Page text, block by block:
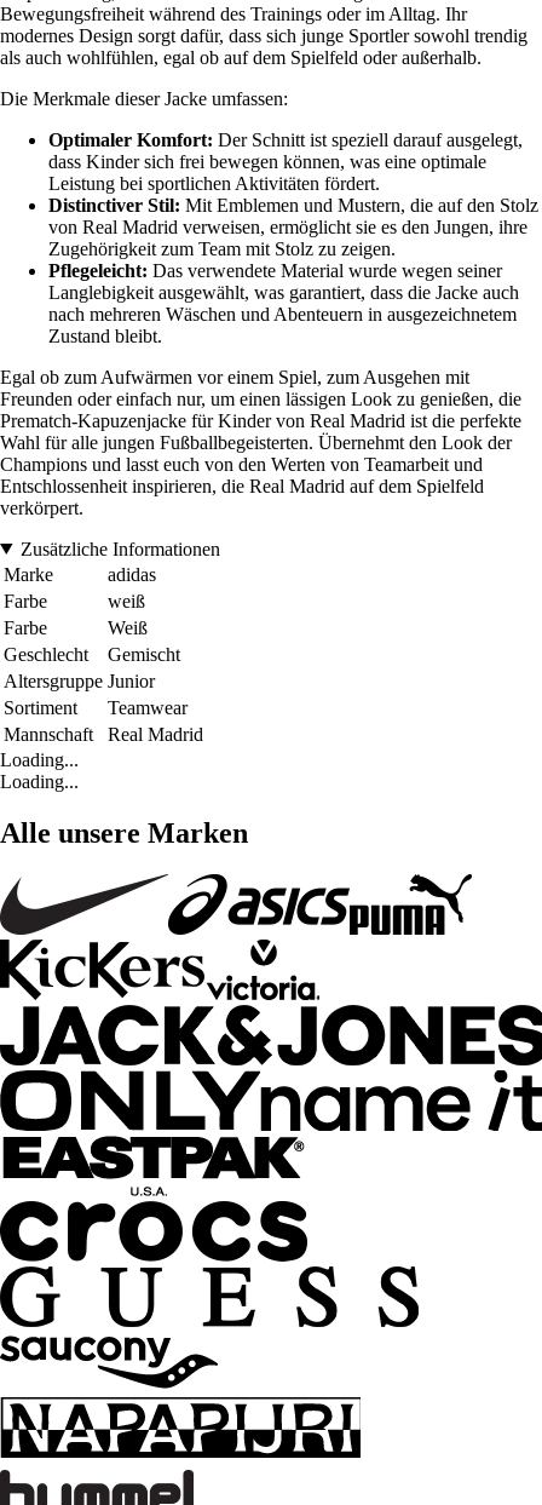
Bewegungsfreiheit während des Trainings oder im Alltag. Ihr
modernes Design sorgt dafür, dass sich junge Sportler sowohl trendig
als auch wohlfühlen, egal ob auf dem Spielfeld oder außerhalb.
Die Merkmale dieser Jacke umfassen:
Optimaler Komfort: Der Schnitt ist speziell darauf ausgelegt,
dass Kinder sich frei bewegen können, was eine optimale
Leistung bei sportlichen Aktivitäten fördert.
Distinctiver Stil: Mit Emblemen und Mustern, die auf den Stolz
von Real Madrid verweisen, ermöglicht sie es den Jungen, ihre
Zugehörigkeit zum Team mit Stolz zu zeigen.
Pflegeleicht: Das verwendete Material wurde wegen seiner
Langlebigkeit ausgewählt, was garantiert, dass die Jacke auch
nach mehreren Wäschen und Abenteuern in ausgezeichnetem
Zustand bleibt.
Egal ob zum Aufwärmen vor einem Spiel, zum Ausgehen mit
Freunden oder einfach nur, um einen lässigen Look zu genießen, die
Prematch-Kapuzenjacke für Kinder von Real Madrid ist die perfekte
Wahl für alle jungen Fußballbegeisterten. Übernehmt den Look der
Champions und lasst euch von den Werten von Teamarbeit und
Entschlossenheit inspirieren, die Real Madrid auf dem Spielfeld
verkörpert.
Zusätzliche Informationen
Marke
adidas
Farbe
weiß
Farbe
Weiß
Geschlecht
Gemischt
Altersgruppe Junior
Sortiment
Teamwear
Mannschaft
Real Madrid
Loading...
Loading...
Alle unsere Marken